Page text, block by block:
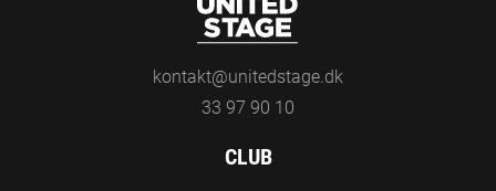
kontakt@unitedstage.dk
33 97 90 10
CLUB